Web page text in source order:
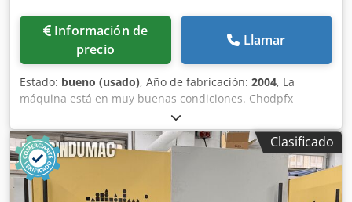
Información de
precio
Llamar
Estado: bueno (usado), Año de fabricación: 2004, La
máquina está en muy buenas condiciones. Chodpfx
Aovkuqtomrja Piezas que se muestran a mano no vienen.
Clasificado